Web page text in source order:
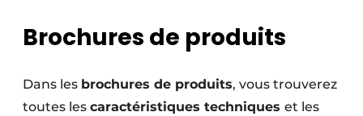
Brochures de produits
Dans les brochures de produits, vous trouverez
toutes les caractéristiques techniques et les